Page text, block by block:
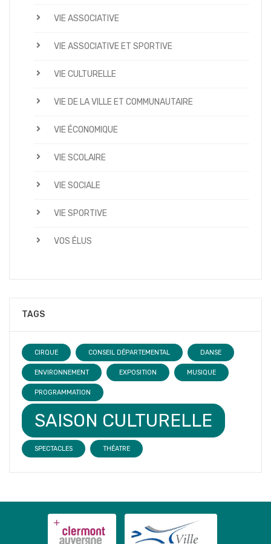
VIE ASSOCIATIVE
VIE ASSOCIATIVE ET SPORTIVE
VIE CULTURELLE
VIE DE LA VILLE ET COMMUNAUTAIRE
VIE ÉCONOMIQUE
VIE SCOLAIRE
VIE SOCIALE
VIE SPORTIVE
VOS ÉLUS
TAGS
CIRQUE CONSEIL DÉPARTEMENTAL DANSE
ENVIRONNEMENT EXPOSITION MUSIQUE
PROGRAMMATION
SAISON CULTURELLE
SPECTACLES THÉATRE